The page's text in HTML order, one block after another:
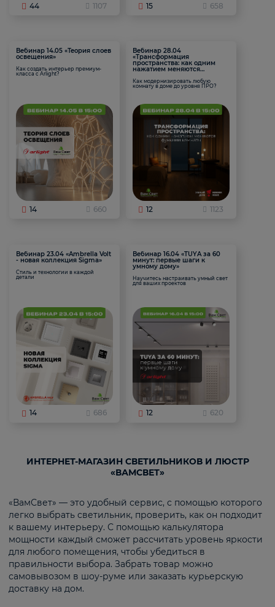
44 1107 15 658
Вебинар 14.05 «Теория слоев
освещения»
Как создать интерьер премиум-
класса с Arlight?
14 660
Вебинар 28.04
«Трансформация
пространства: как одним
нажатием меняются
Как модернизировать любую
комнату в доме до уровня ПРО?
12 1123
Вебинар 23.04 «Ambrella Volt
- новая коллекция Sigma»
Стиль и технологии в каждой
детали
14 686
Вебинар 16.04 «TUYA за 60
минут: первые шаги к
умному дому»
Научитесь настраивать умный свет
для ваших проектов
12 620
ИНТЕРНЕТ-МАГАЗИН СВЕТИЛЬНИКОВ И ЛЮСТР
«ВАМСВЕТ»
«ВамСвет» — это удобный сервис, с помощью которого
легко выбрать светильник, проверить, как он подходит
к вашему интерьеру. С помощью калькулятора
мощности каждый сможет рассчитать уровень яркости
для любого помещения, чтобы убедиться в
правильности выбора. Забрать товар можно
самовывозом в шоу-руме или заказать курьерскую
доставку на дом.